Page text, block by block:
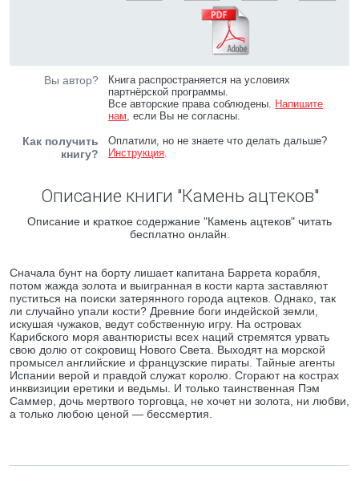
Вы автор?
Книга распространяется на условиях
партнёрской программы.
Все авторские права соблюдены. Напишите
нам, если Вы не согласны.
Как получить
книгу?
Оплатили, но не знаете что делать дальше?
Инструкция.
Описание книги "Камень ацтеков"
Описание и краткое содержание "Камень ацтеков" читать
бесплатно онлайн.
Сначала бунт на борту лишает капитана Баррета корабля,
потом жажда золота и выигранная в кости карта заставляют
пуститься на поиски затерянного города ацтеков. Однако, так
ли случайно упали кости? Древние боги индейской земли,
искушая чужаков, ведут собственную игру. На островах
Карибского моря авантюристы всех наций стремятся урвать
свою долю от сокровищ Нового Света. Выходят на морской
промысел английские и французские пираты. Тайные агенты
Испании верой и правдой служат королю. Сгорают на кострах
инквизиции еретики и ведьмы. И только таинственная Пэм
Саммер, дочь мертвого торговца, не хочет ни золота, ни любви,
а только любою ценой — бессмертия.